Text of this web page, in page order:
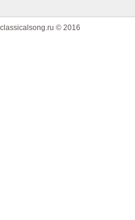
classicalsong.ru © 2016